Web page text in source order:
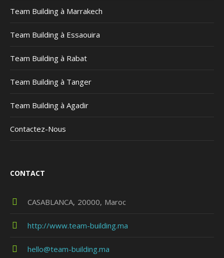
Team Building à Marrakech
Team Building à Essaouira
Team Building à Rabat
Team Building à Tanger
Team Building à Agadir
Contactez-Nous
CONTACT
CASABLANCA 20000 Maroc
http://www.team-building.ma
hello@team-building.ma